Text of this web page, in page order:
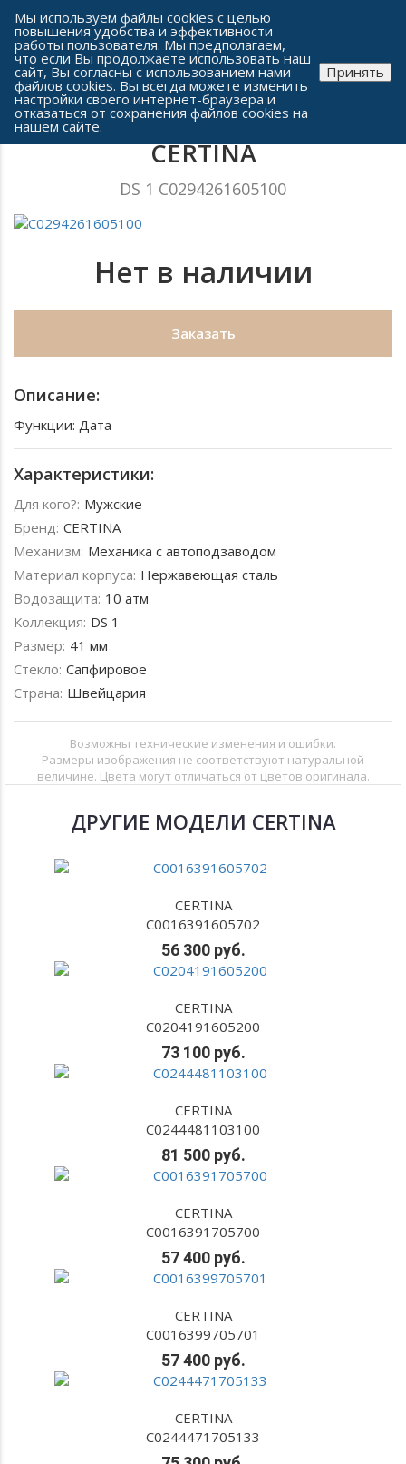
Сеть часовых салонов г. Челябинска
Мужские часы
CERTINA
DS 1 C0294261605100
Нет в наличии
Заказать
Описание:
Функции: Дата
Характеристики:
Для кого?: Мужские
Бренд: CERTINA
Механизм: Механика с автоподзаводом
Материал корпуса: Нержавеющая сталь
Водозащита: 10 атм
Коллекция: DS 1
Размер: 41 мм
Стекло: Сапфировое
Страна: Швейцария
Возможны технические изменения и ошибки.
Размеры изображения не соответствуют натуральной
величине. Цвета могут отличаться от цветов оригинала.
ДРУГИЕ МОДЕЛИ CERTINA
CERTINA
C0016391605702
56 300 руб.
CERTINA
C0204191605200
73 100 руб.
CERTINA
C0244481103100
81 500 руб.
CERTINA
C0016391705700
57 400 руб.
CERTINA
C0016399705701
57 400 руб.
CERTINA
C0244471705133
Мы используем файлы cookies с целью
повышения удобства и эффективности
работы пользователя. Мы предполагаем,
что если Вы продолжаете использовать наш
сайт, Вы согласны с использованием нами
файлов cookies. Вы всегда можете изменить
настройки своего интернет-браузера и
отказаться от сохранения файлов cookies на
нашем сайте.
Принять